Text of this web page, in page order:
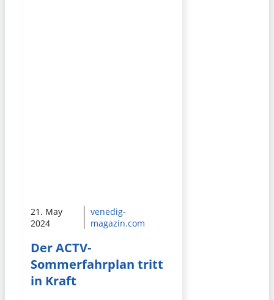
21. May
2024
venedig-
magazin.com
Der ACTV-
Sommerfahrplan tritt
in Kraft